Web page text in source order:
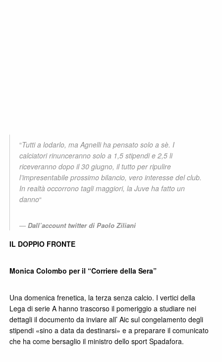
“Tutti a lodarlo, ma Agnelli ha pensato solo a sè. I
calciatori rinunceranno solo a 1,5 stipendi e 2,5 li
riceveranno dopo il 30 giugno, il tutto per ripulire
l’impresentabile prossimo bilancio, vero interesse del club.
In realtà occorrono tagli maggiori, la Juve ha fatto un
danno“
Dall’account twitter di Paolo Ziliani
IL DOPPIO FRONTE
Monica Colombo per il “Corriere della Sera”
Una domenica frenetica, la terza senza calcio. I vertici della
Lega di serie A hanno trascorso il pomeriggio a studiare nei
dettagli il documento da inviare all’ Aic sul congelamento degli
stipendi «sino a data da destinarsi» e a preparare il comunicato
che ha come bersaglio il ministro dello sport Spadafora.